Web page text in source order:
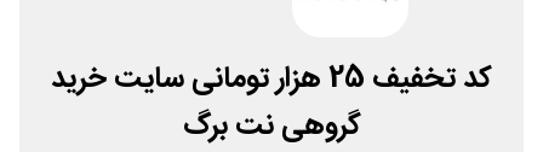
کد تخفیف 25 هزار تومانی سایت خرید
گروهی نت برگ